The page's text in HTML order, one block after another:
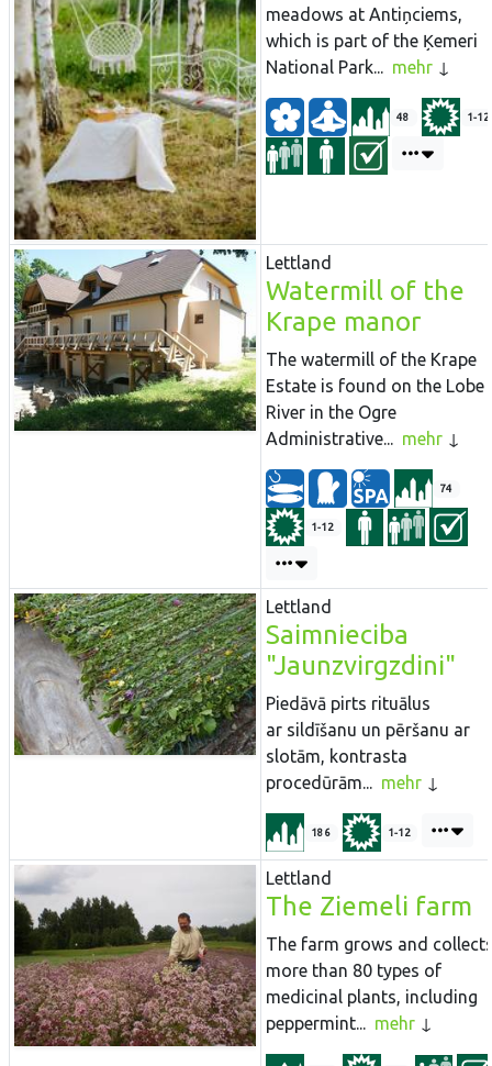
meadows at Antiņciems,
which is part of the Ķemeri
National Park... mehr
48 1-12
Lettland
Watermill of the
Krape manor
The watermill of the Krape
Estate is found on the Lobe
River in the Ogre
Administrative... mehr
74
1-12
Lettland
Saimnieciba
"Jaunzvirgzdini"
Piedāvā pirts rituālus
ar sildīšanu un pēršanu ar
slotām, kontrasta
procedūrām... mehr
186 1-12
Lettland
The Ziemeli farm
The farm grows and
more than 80 types of
medicinal plants, including
peppermint... mehr